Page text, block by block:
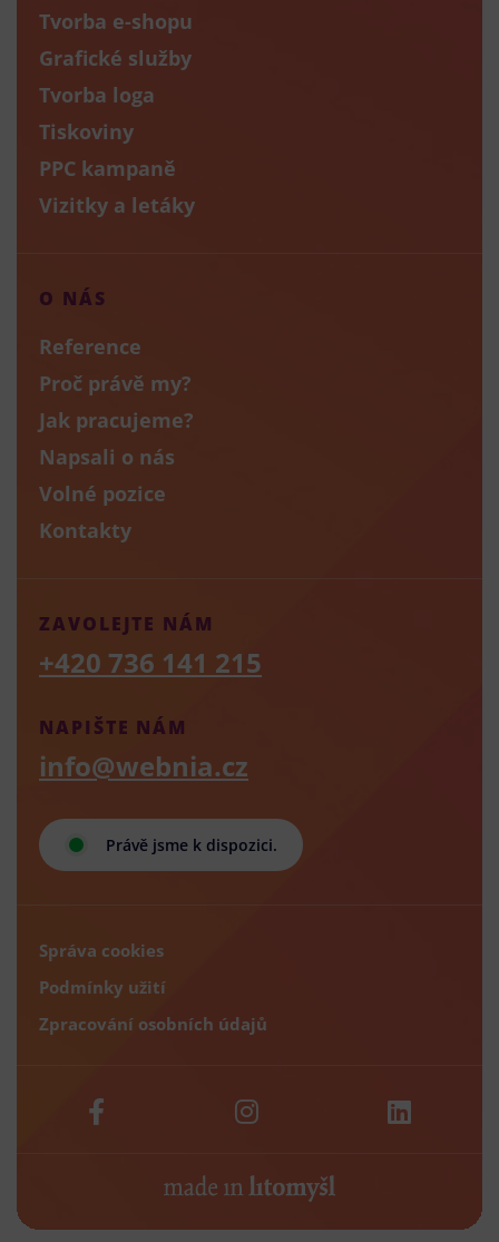
Tvorba e-shopu
Grafické služby
Tvorba loga
Tiskoviny
PPC kampaně
Vizitky a letáky
O NÁS
Reference
Proč právě my?
Jak pracujeme?
Napsali o nás
Volné pozice
Kontakty
Právě jsme k dispozici.
NAPIŠTE NÁM
info@webnia.cz
ZAVOLEJTE NÁM
+420 736 141 215
Správa cookies
Podmínky užití
Zpracování osobních údajů